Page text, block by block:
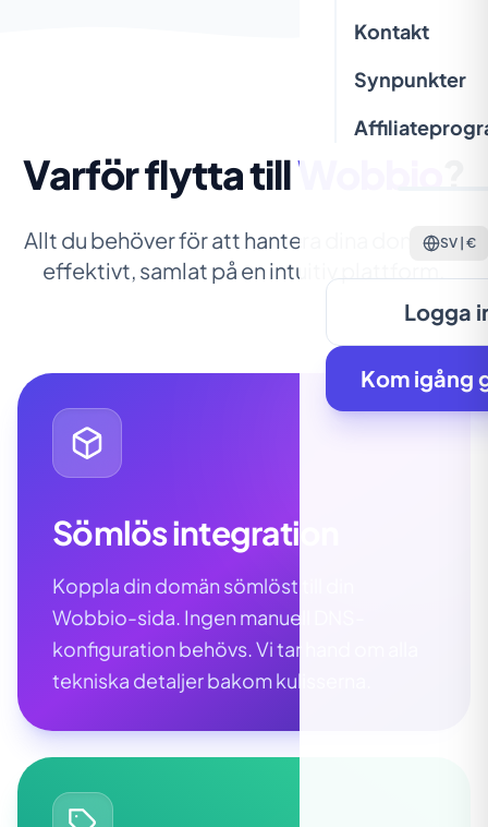
Kontakt
Synpunkter
SV | €
Logga
Kom igång
Varför flytta tillWobbio
Allt du behöver för att hantera dina domäner
effektivt, samlat på en intuitiv plattform.
Sömlös integration
Koppla din domän sömlöst till din
Wobbio-sida. Ingen manuell DNS-
konfiguration behövs. Vi tar hand om alla
tekniska detaljer bakom kulisserna.